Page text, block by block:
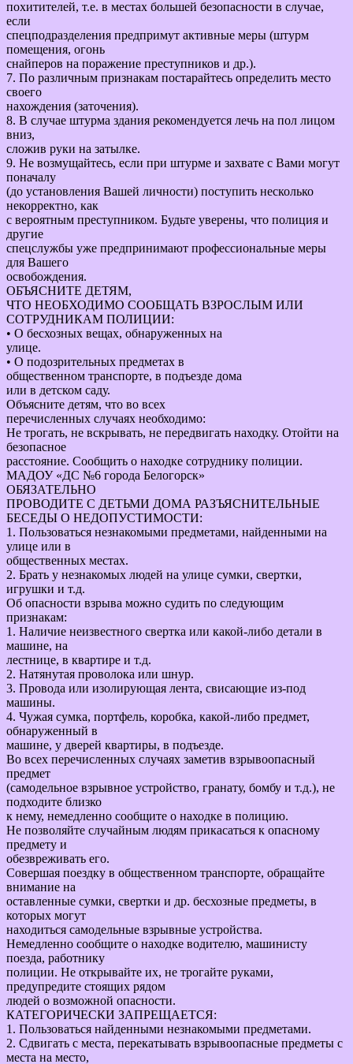
похитителей, т.е. в местах большей безопасности в случае,
если
спецподразделения предпримут активные меры (штурм
помещения, огонь
снайперов на поражение преступников и др.).
7. По различным признакам постарайтесь определить место
своего
нахождения (заточения).
8. В случае штурма здания рекомендуется лечь на пол лицом
вниз,
сложив руки на затылке.
9. Не возмущайтесь, если при штурме и захвате с Вами могут
поначалу
(до установления Вашей личности) поступить несколько
некорректно, как
с вероятным преступником. Будьте уверены, что полиция и
другие
спецслужбы уже предпринимают профессиональные меры
для Вашего
освобождения.
ОБЪЯСНИТЕ ДЕТЯМ,
ЧТО НЕОБХОДИМО СООБЩАТЬ ВЗРОСЛЫМ ИЛИ
СОТРУДНИКАМ ПОЛИЦИИ:
• О бесхозных вещах, обнаруженных на
улице.
• О подозрительных предметах в
общественном транспорте, в подъезде дома
или в детском саду.
Объясните детям, что во всех
перечисленных случаях необходимо:
Не трогать, не вскрывать, не передвигать находку. Отойти на
безопасное
расстояние. Сообщить о находке сотруднику полиции.
МАДОУ «ДС №6 города Белогорск»
ОБЯЗАТЕЛЬНО
ПРОВОДИТЕ С ДЕТЬМИ ДОМА РАЗЪЯСНИТЕЛЬНЫЕ
БЕСЕДЫ О НЕДОПУСТИМОСТИ:
1. Пользоваться незнакомыми предметами, найденными на
улице или в
общественных местах.
2. Брать у незнакомых людей на улице сумки, свертки,
игрушки и т.д.
Об опасности взрыва можно судить по следующим
признакам:
1. Наличие неизвестного свертка или какой-либо детали в
машине, на
лестнице, в квартире и т.д.
2. Натянутая проволока или шнур.
3. Провода или изолирующая лента, свисающие из-под
машины.
4. Чужая сумка, портфель, коробка, какой-либо предмет,
обнаруженный в
машине, у дверей квартиры, в подъезде.
Во всех перечисленных случаях заметив взрывоопасный
предмет
(самодельное взрывное устройство, гранату, бомбу и т.д.), не
подходите близко
к нему, немедленно сообщите о находке в полицию.
Не позволяйте случайным людям прикасаться к опасному
предмету и
обезвреживать его.
Совершая поездку в общественном транспорте, обращайте
внимание на
оставленные сумки, свертки и др. бесхозные предметы, в
которых могут
находиться самодельные взрывные устройства.
Немедленно сообщите о находке водителю, машинисту
поезда, работнику
полиции. Не открывайте их, не трогайте руками,
предупредите стоящих рядом
людей о возможной опасности.
КАТЕГОРИЧЕСКИ ЗАПРЕЩАЕТСЯ:
1. Пользоваться найденными незнакомыми предметами.
2. Сдвигать с места, перекатывать взрывоопасные предметы с
места на место,